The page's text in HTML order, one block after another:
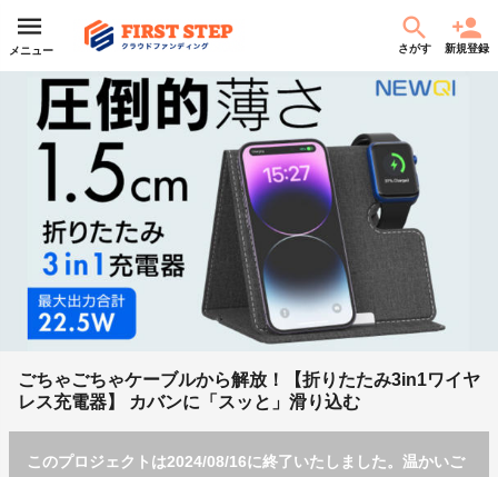
メニュー さがす 新規登録
ごちゃごちゃケーブルから解放！【折りたたみ3in1ワイヤ
レス充電器】 カバンに「スッと」滑り込む
このプロジェクトは2024/08/16に終了いたしました。温かいご